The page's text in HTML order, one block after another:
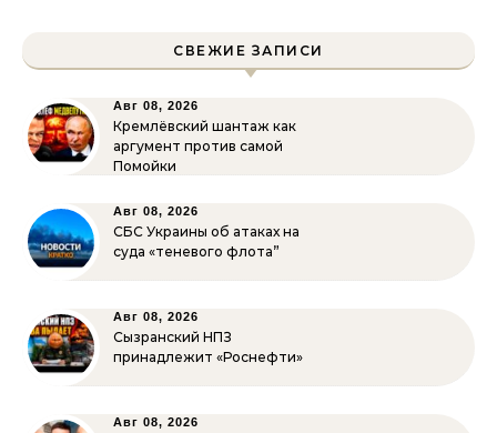
СВЕЖИЕ ЗАПИСИ
Авг 08, 2026
Кремлёвский шантаж как
аргумент против самой
Помойки
Авг 08, 2026
СБС Украины об атаках на
суда «теневого флота”
Авг 08, 2026
Сызранский НПЗ
принадлежит «Роснефти»
Авг 08, 2026